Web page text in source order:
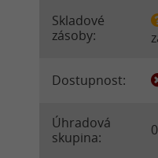
Skladové
zásoby:
Dostupnost:
Úhradová
skupina: